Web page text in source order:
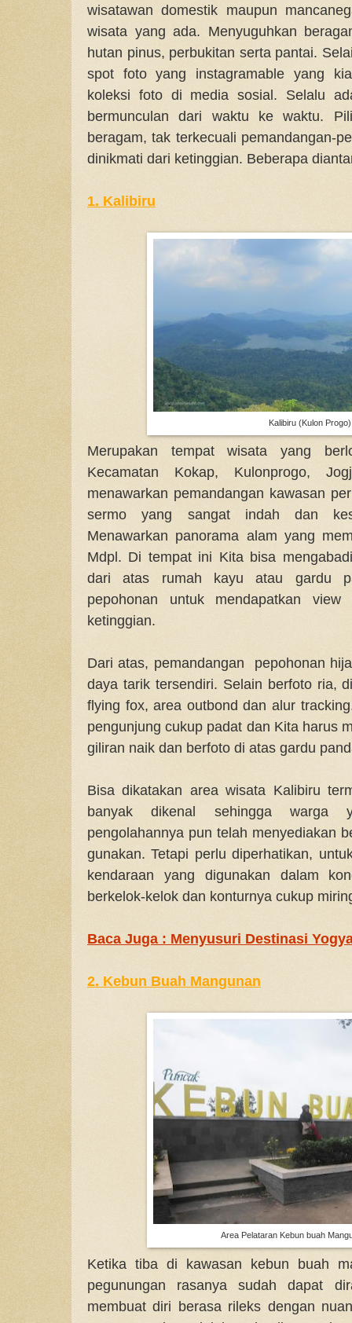
wisatawan domestik maupun
wisata yang ada. Menyuguhkan
hutan pinus, perbukitan serta pantai.
spot foto yang instagramable yang
koleksi foto di media sosial. Selalu
bermunculan dari waktu ke waktu.
beragam, tak terkecuali pemandangan-
dinikmati dari ketinggian. Beberapa
1. Kalibiru
Kalibiru (Kulon Progo)
Merupakan tempat wisata yang
Kecamatan Kokap, Kulonprogo,
menawarkan pemandangan kawasan
sermo yang sangat indah dan
Menawarkan panorama alam yang
Mdpl. Di tempat ini Kita bisa
dari atas rumah kayu atau gardu
pepohonan untuk mendapatkan
ketinggian.
Dari atas, pemandangan pepohonan
daya tarik tersendiri. Selain berfoto ria,
flying fox, area outbond dan alur
pengunjung cukup padat dan Kita harus
giliran naik dan berfoto di atas gardu
Bisa dikatakan area wisata Kalibiru
banyak dikenal sehingga warga
pengolahannya pun telah menyediakan
gunakan. Tetapi perlu diperhatikan,
kendaraan yang digunakan dalam
berkelok-kelok dan konturnya cukup
Baca Juga : Menyusuri Destinasi
2. Kebun Buah Mangunan
Area Pelataran Kebun buah
Ketika tiba di kawasan kebun buah
pegunungan rasanya sudah dapat
membuat diri berasa rileks dengan